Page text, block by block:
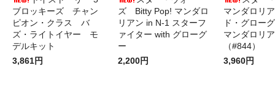
ブロッキーズ チャン
ピオン・クラス バ
ズ・ライトイヤー モ
デルキット
3,861円
ズ Bitty Pop! マンダロ
リアン in N-1 スターフ
ァイター with グローグ
ー
2,200円
マンダロリ
ド・グロー
マンダロリ
（#844）
3,960円